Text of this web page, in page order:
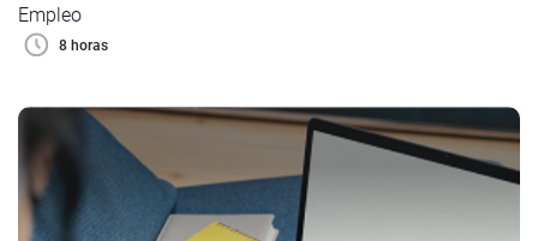
Empleo
8 horas